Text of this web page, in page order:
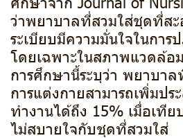
ว่าพยาบาลที่สวมใส่ชุดที่สะ
ระเบียบมีความมั่นใจในกา
โดยเฉพาะในสภาพแวดล้อ
การศึกษานี้ระบุว่า พยาบา
การแต่งกายสามารถเพิ่มปร
ทำงานได้ถึง 15% เมื่อเที
ไม่สบายใจกับชุดที่สวมใส่